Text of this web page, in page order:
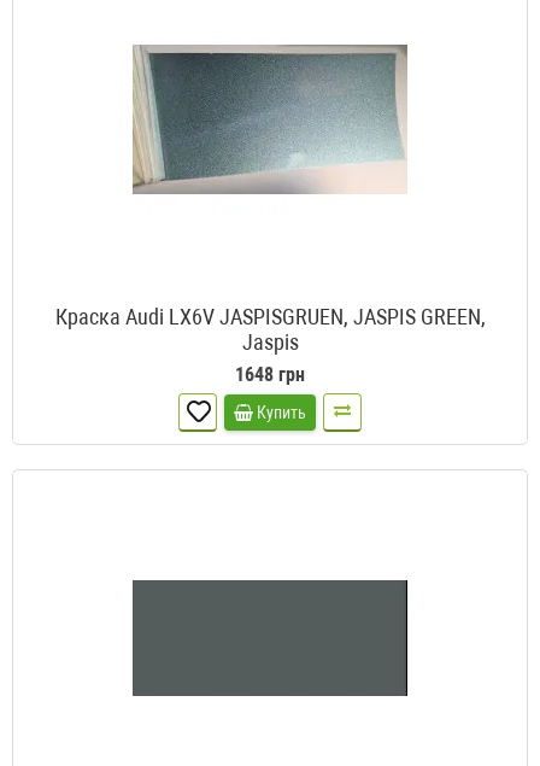
Краска Audi LX6V JASPISGRUEN, JASPIS GREEN,
Jaspis
1648 грн
Купить